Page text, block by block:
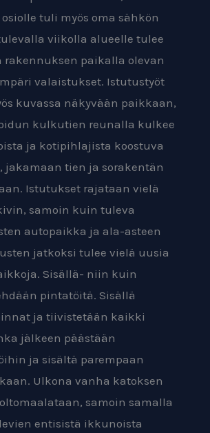
tuli myös oma sähkön
viikolla alueelle tulee
rakennuksen paikalla olevan
valaistukset. Istutustyöt
kuvassa näkyvään paikkaan,
kulkutien reunalla kulkee
ista ja kotipihlajista koostuva
jakamaan tien ja sorakentän
Istutukset rajataan vielä
samoin kuin tuleva
ten autopaikka ja ala-asteen
jatkoksi tulee vielä uusia
Sisällä- niin kuin
pintatöitä. Sisällä
ja tiivistetään kaikki
jälkeen päästään
ja sisältä parempaan
Ulkona vanha katoksen
samoin samalla
entisistä ikkunoista